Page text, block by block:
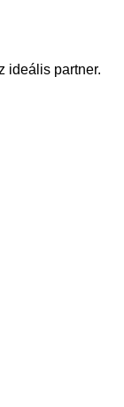
ideális partner.